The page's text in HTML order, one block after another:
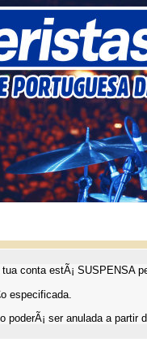
conta estÃ¡ SUSPENSA
especificada.
poderÃ¡ ser anulada a partir